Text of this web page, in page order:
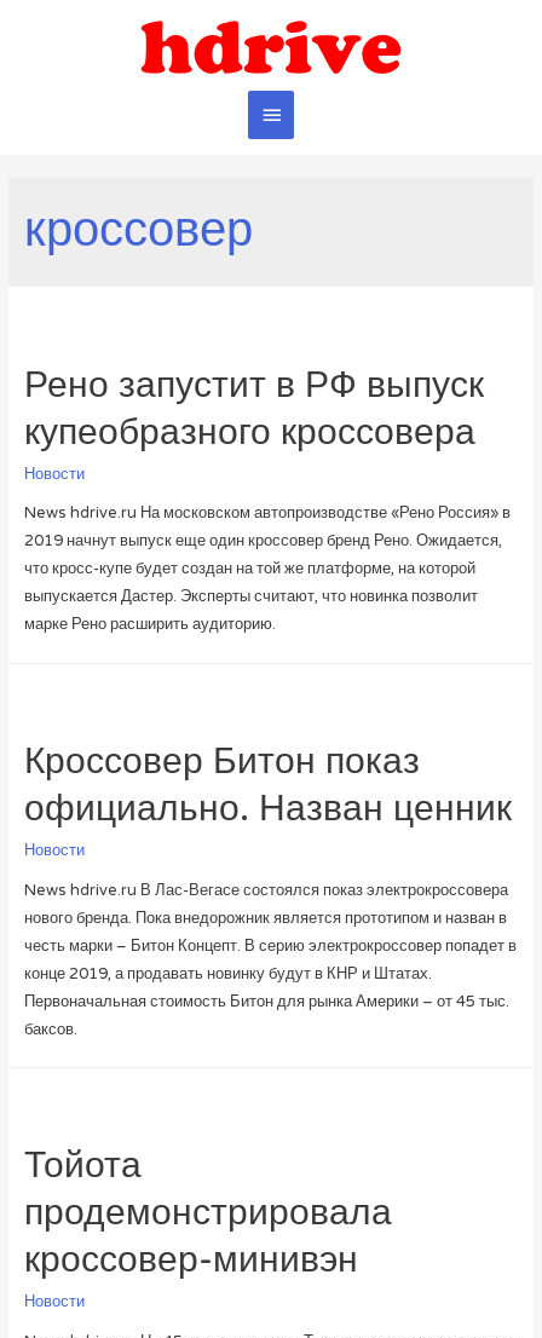
Главное
кроссовер
Рено запустит в РФ выпуск
купеобразного кроссовера
Новости
News hdrive.ru На московском автопроизводстве «Рено Россия» в
2019 начнут выпуск еще один кроссовер бренд Рено. Ожидается,
что кросс-купе будет создан на той же платформе, на которой
выпускается Дастер. Эксперты считают, что новинка позволит
марке Рено расширить аудиторию.
Кроссовер Битон показ
официально. Назван ценник
Новости
News hdrive.ru В Лас-Вегасе состоялся показ электрокроссовера
нового бренда. Пока внедорожник является прототипом и назван в
честь марки – Битон Концепт. В серию электрокроссовер попадет в
конце 2019, а продавать новинку будут в КНР и Штатах.
Первоначальная стоимость Битон для рынка Америки – от 45 тыс.
баксов.
Тойота
продемонстрировала
кроссовер-минивэн
Новости